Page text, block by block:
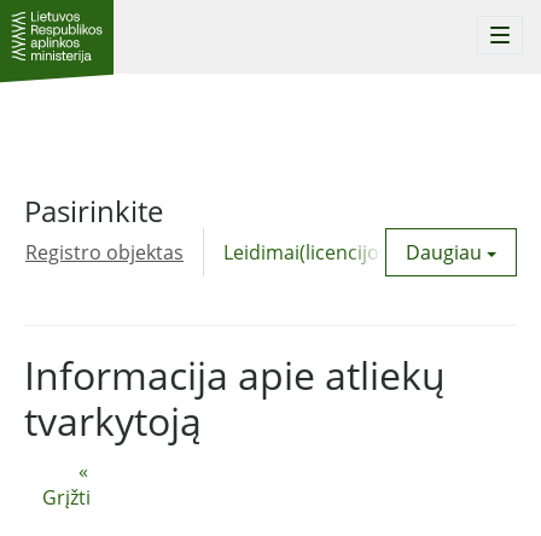
Pasirinkite
Registro objektas Leidimai(licencijos) Daugiau
«
Grįžti
Informacija apie atliekų
tvarkytoją